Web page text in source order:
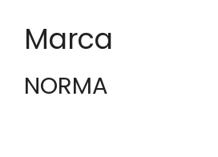
Marca
NORMA